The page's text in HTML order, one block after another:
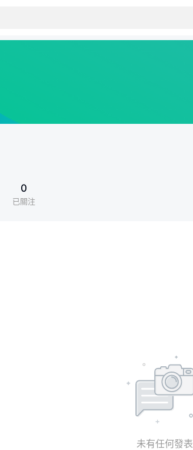
0
已關注
未有任何發表